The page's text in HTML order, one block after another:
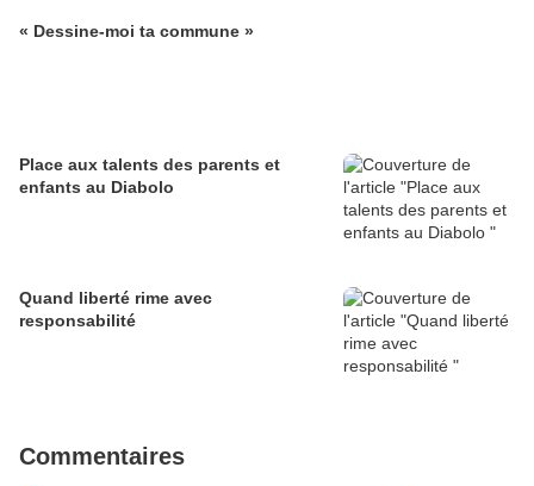
« Dessine-moi ta commune »
Place aux talents des parents et
enfants au Diabolo
Quand liberté rime avec
responsabilité
Commentaires